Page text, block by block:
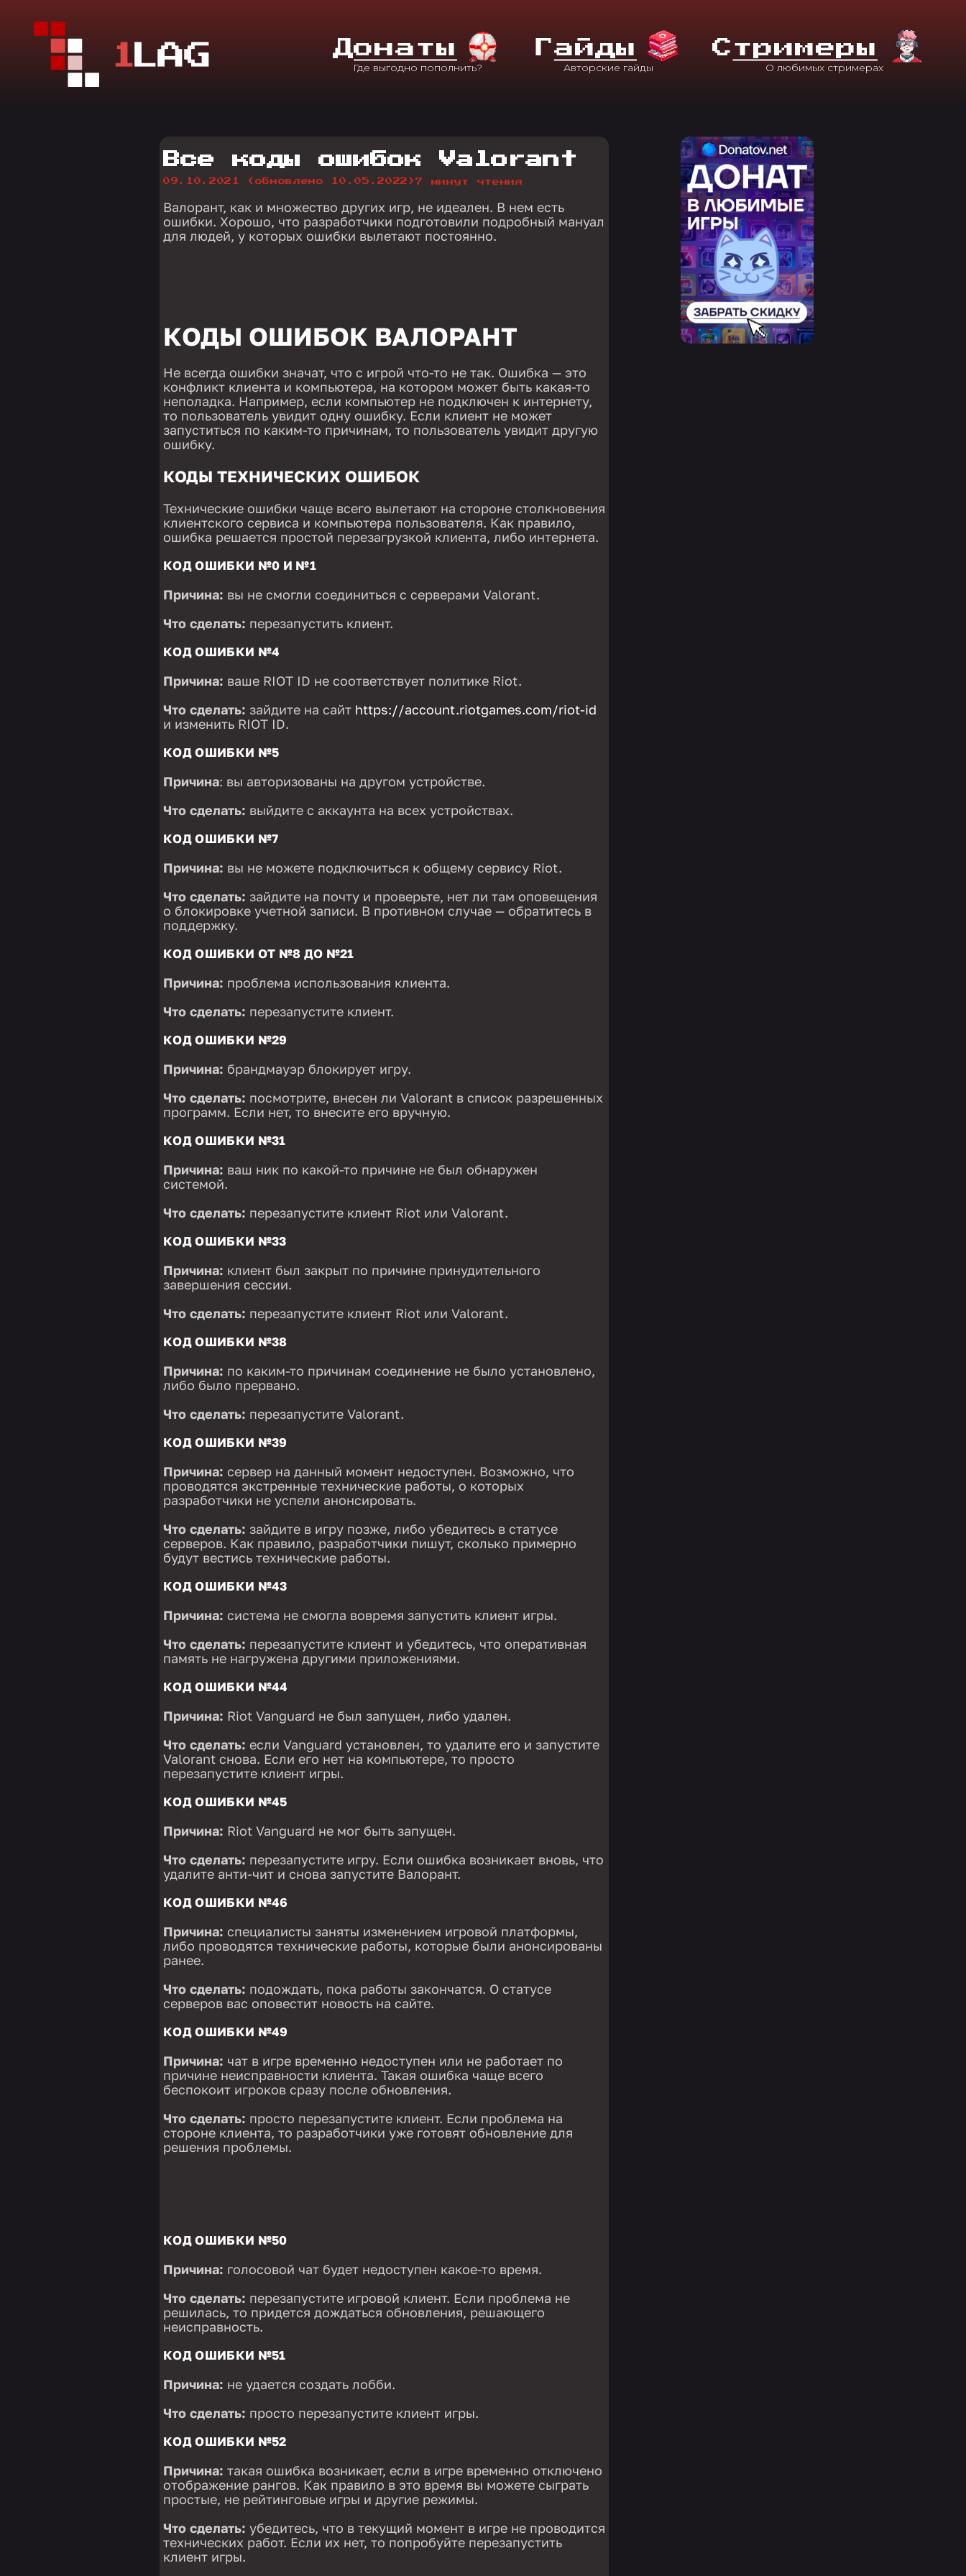
ДОнаты ГАйды С Тримеры
Все коды ошибок Valorant
09.10.2021 (обновлено 10.05.2022)7 минут чтения
Валорант, как и множество других игр, не идеален. В нем есть
ошибки. Хорошо, что разработчики подготовили подробный мануал
для людей, у которых ошибки вылетают постоянно.
КОДЫ ОШИБОК ВАЛОРАНТ
Не всегда ошибки значат, что с игрой что-то не так. Ошибка — это
конфликт клиента и компьютера, на котором может быть какая-то
неполадка. Например, если компьютер не подключен к интернету,
то пользователь увидит одну ошибку. Если клиент не может
запуститься по каким-то причинам, то пользователь увидит другую
ошибку.
КОДЫ ТЕХНИЧЕСКИХ ОШИБОК
Технические ошибки чаще всего вылетают на стороне столкновения
клиентского сервиса и компьютера пользователя. Как правило,
ошибка решается простой перезагрузкой клиента, либо интернета.
КОД ОШИБКИ №0 И №1
Причина: вы не смогли соединиться с серверами Valorant.
Что сделать: перезапустить клиент.
КОД ОШИБКИ №4
Причина: ваше RIOT ID не соответствует политике Riot.
Что сделать: зайдите на сайт https://account.riotgames.com/riot-id
и изменить RIOT ID.
КОД ОШИБКИ №5
Причина: вы авторизованы на другом устройстве.
Что сделать: выйдите с аккаунта на всех устройствах.
КОД ОШИБКИ №7
Причина: вы не можете подключиться к общему сервису Riot.
Что сделать: зайдите на почту и проверьте, нет ли там оповещения
о блокировке учетной записи. В противном случае — обратитесь в
поддержку.
КОД ОШИБКИ ОТ №8 ДО №21
Причина: проблема использования клиента.
Что сделать: перезапустите клиент.
КОД ОШИБКИ №29
Причина: брандмауэр блокирует игру.
Что сделать: посмотрите, внесен ли Valorant в список разрешенных
программ. Если нет, то внесите его вручную.
КОД ОШИБКИ №31
Причина: ваш ник по какой-то причине не был обнаружен
системой.
Что сделать: перезапустите клиент Riot или Valorant.
КОД ОШИБКИ №33
Причина: клиент был закрыт по причине принудительного
завершения сессии.
Что сделать: перезапустите клиент Riot или Valorant.
КОД ОШИБКИ №38
Причина: по каким-то причинам соединение не было установлено,
либо было прервано.
Что сделать: перезапустите Valorant.
КОД ОШИБКИ №39
Причина: сервер на данный момент недоступен. Возможно, что
проводятся экстренные технические работы, о которых
разработчики не успели анонсировать.
Что сделать: зайдите в игру позже, либо убедитесь в статусе
серверов. Как правило, разработчики пишут, сколько примерно
будут вестись технические работы.
КОД ОШИБКИ №43
Причина: система не смогла вовремя запустить клиент игры.
Что сделать: перезапустите клиент и убедитесь, что оперативная
память не нагружена другими приложениями.
КОД ОШИБКИ №44
Причина: Riot Vanguard не был запущен, либо удален.
Что сделать: если Vanguard установлен, то удалите его и запустите
Valorant снова. Если его нет на компьютере, то просто
перезапустите клиент игры.
КОД ОШИБКИ №45
Причина: Riot Vanguard не мог быть запущен.
Что сделать: перезапустите игру. Если ошибка возникает вновь, что
удалите анти-чит и снова запустите Валорант.
КОД ОШИБКИ №46
Причина: специалисты заняты изменением игровой платформы,
либо проводятся технические работы, которые были анонсированы
ранее.
Что сделать: подождать, пока работы закончатся. О статусе
серверов вас оповестит новость на сайте.
КОД ОШИБКИ №49
Причина: чат в игре временно недоступен или не работает по
причине неисправности клиента. Такая ошибка чаще всего
беспокоит игроков сразу после обновления.
Что сделать: просто перезапустите клиент. Если проблема на
стороне клиента, то разработчики уже готовят обновление для
решения проблемы.
КОД ОШИБКИ №50
Причина: голосовой чат будет недоступен какое-то время.
Что сделать: перезапустите игровой клиент. Если проблема не
решилась, то придется дождаться обновления, решающего
неисправность.
КОД ОШИБКИ №51
Причина: не удается создать лобби.
Что сделать: просто перезапустите клиент игры.
КОД ОШИБКИ №52
Причина: такая ошибка возникает, если в игре временно отключено
отображение рангов. Как правило в это время вы можете сыграть
простые, не рейтинговые игры и другие режимы.
Что сделать: убедитесь, что в текущий момент в игре не проводится
технических работ. Если их нет, то попробуйте перезапустить
клиент игры.